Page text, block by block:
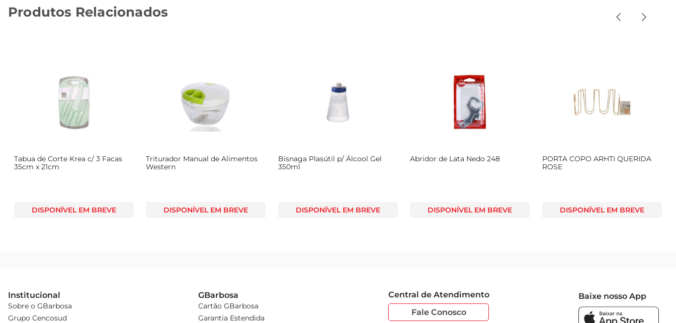
Produtos Relacionados
Tabua de Corte Krea c/ 3 Facas
35cm x 21cm
DISPONÍVEL EM BREVE
Triturador Manual de Alimentos
Western
DISPONÍVEL EM BREVE
Bisnaga Plasútil p/ Álcool Gel
350ml
DISPONÍVEL EM BREVE
Abridor de Lata Nedo 248
DISPONÍVEL EM BREVE
PORTA COPO ARHTI QUERIDA
ROSE
DISPONÍVEL EM BREVE
Institucional
Sobre o GBarbosa
Grupo Cencosud
GBarbosa
Cartão GBarbosa
Garantia Estendida
Central de Atendimento
Fale Conosco
Baixe nosso App